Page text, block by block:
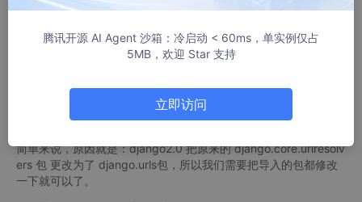
from django.urls import reverse
最近从django1.9迁移到django2.0中出现一个意外的报错：
这个报错的原因在stack overflow上有很直接的解释，但是百度上
并没有直接的答案。
简单来说，原因就是：django2.0 把原来的 django.core.urlresolv
ers 包 更改为了 django.urls包，所以我们需要把导入的包都修改
一下就可以了。
腾讯开源 AI Agent 沙箱：冷启动 < 60ms，单实例仅占
5MB，欢迎 Star 支持
立即访问